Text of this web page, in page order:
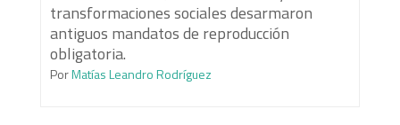
transformaciones sociales desarmaron
antiguos mandatos de reproducción
obligatoria.
PorMatías Leandro Rodríguez